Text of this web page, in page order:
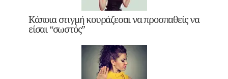
Κάποια στιγμή κουράζεσαι να προσπαθείς να
είσαι “σωστός”